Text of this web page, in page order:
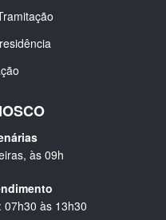
às 09h
às 13h30